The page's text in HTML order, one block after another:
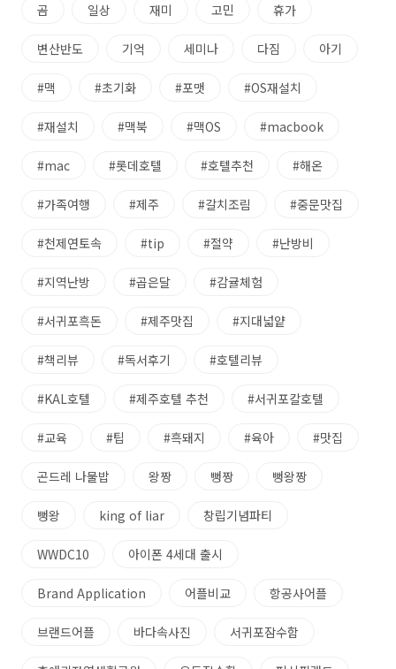
곰 일상 재미 고민 휴가
변산반도 기억 세미나 다짐 아기
#맥 #초기화 #포맷 #OS재설치
#재설치 #맥북 #맥OS #macbook
#mac #롯데호텔 #호텔추천 #해온
#가족여행 #제주 #갈치조림 #중문맛집
#천제연토속 #tip #절약 #난방비
#지역난방 #곱은달 #감귤체험
#서귀포흑돈 #제주맛집 #지대넓얕
#책리뷰 #독서후기 #호텔리뷰
#KAL호텔 #제주호텔 추천 #서귀포칼호텔
#교육 #팁 #흑돼지 #육아 #맛집
곤드레 나물밥 왕짱 뻥짱 뻥왕짱
뻥왕 king of liar 창립기념파티
WWDC10 아이폰 4세대 출시
Brand Application 어플비교 항공사어플
브랜드어플 바다속사진 서귀포잠수함